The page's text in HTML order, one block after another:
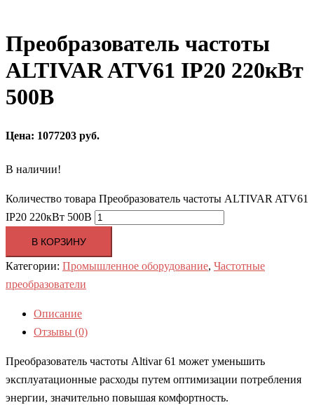
Преобразователь частоты
ALTIVAR ATV61 IP20 220кВт
500В
Цена: 1077203 руб.
В наличии!
Количество товара Преобразователь частоты ALTIVAR ATV61
IP20 220кВт 500В
В КОРЗИНУ
Категории: Промышленное оборудование, Частотные
преобразователи
Описание
Отзывы (0)
Преобразователь частоты Altivar 61 может уменьшить
эксплуатационные расходы путем оптимизации потребления
энергии, значительно повышая комфортность.